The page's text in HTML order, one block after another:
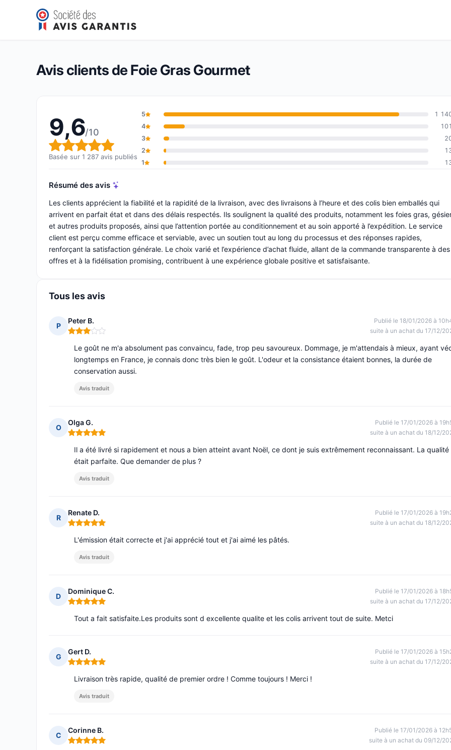
Foie Gras Gourmet
Note globale : 9,6 sur 10
9,6/10(1 287 avis)
Avis clients de Foie Gras Gourmet
9,6/10
Note globale : 9,6 sur 10
Basée sur 1 287 avis publiés
5
1
4
101
3
2
1
Résumé des avis
Les clients apprécient la fiabilité et la rapidité de la livraison, avec des livraisons à l’heure et des colis bien emballés qui
arrivent en parfait état et dans des délais respectés. Ils soulignent la qualité des produits, notamment les foies gras,
et autres produits proposés, ainsi que l’attention portée au conditionnement et au soin apporté à l’expédition. Le service
client est perçu comme efficace et serviable, avec un soutien tout au long du processus et des réponses rapides,
renforçant la satisfaction générale. Le choix varié et l’expérience d’achat fluide, allant de la commande transparente à des
offres et à la fidélisation promising, contribuent à une expérience globale positive et satisfaisante.
Tous les avis
P
Peter B.
Note : 3 sur 5
Publié le 18/01/2026 à
suite à un achat du 17/12/
Le goût ne m'a absolument pas convaincu, fade, trop peu savoureux. Dommage, je m'attendais à mieux, ayant
longtemps en France, je connais donc très bien le goût. L'odeur et la consistance étaient bonnes, la durée de
conservation aussi.
Avis traduit
O
Olga G.
Note : 5 sur 5
Publié le 17/01/2026 à
suite à un achat du 18/12/
Il a été livré si rapidement et nous a bien atteint avant Noël, ce dont je suis extrêmement reconnaissant. La qualité
était parfaite. Que demander de plus ?
Avis traduit
R
Renate D.
Note : 5 sur 5
Publié le 17/01/2026 à
suite à un achat du 18/12/
L'émission était correcte et j'ai apprécié tout et j'ai aimé les pâtés.
Avis traduit
D
Dominique C.
Note : 5 sur 5
Publié le 17/01/2026 à
suite à un achat du 17/12/
Tout a fait satisfaite.Les produits sont d excellente qualite et les colis arrivent tout de suite. Metci
G
Gert D.
Note : 5 sur 5
Publié le 17/01/2026 à
suite à un achat du 17/12/
Livraison très rapide, qualité de premier ordre ! Comme toujours ! Merci !
Avis traduit
C
Corinne B.
Note : 5 sur 5
Publié le 17/01/2026 à
suite à un achat du 09/12/